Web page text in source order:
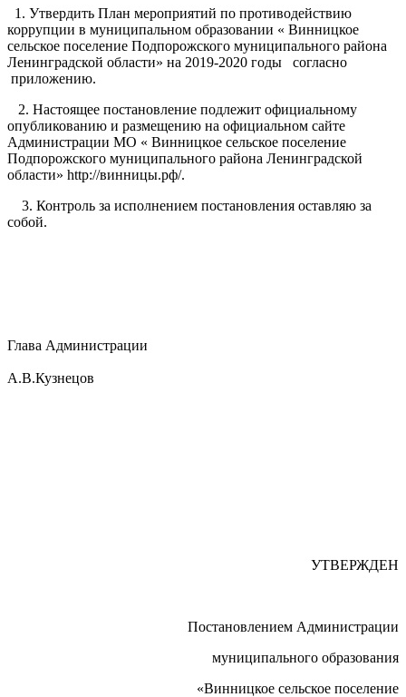
1. Утвердить План мероприятий по противодействию
коррупции в муниципальном образовании « Винницкое
сельское поселение Подпорожского муниципального района
Ленинградской области» на 2019-2020 годы согласно
приложению.
2. Настоящее постановление подлежит официальному
опубликованию и размещению на официальном сайте
Администрации МО « Винницкое сельское поселение
Подпорожского муниципального района Ленинградской
области» http://винницы.рф/.
3. Контроль за исполнением постановления оставляю за
собой.
Глава Администрации
А.В.Кузнецов
УТВЕРЖДЕН
Постановлением Администрации
муниципального образования
«Винницкое сельское поселение